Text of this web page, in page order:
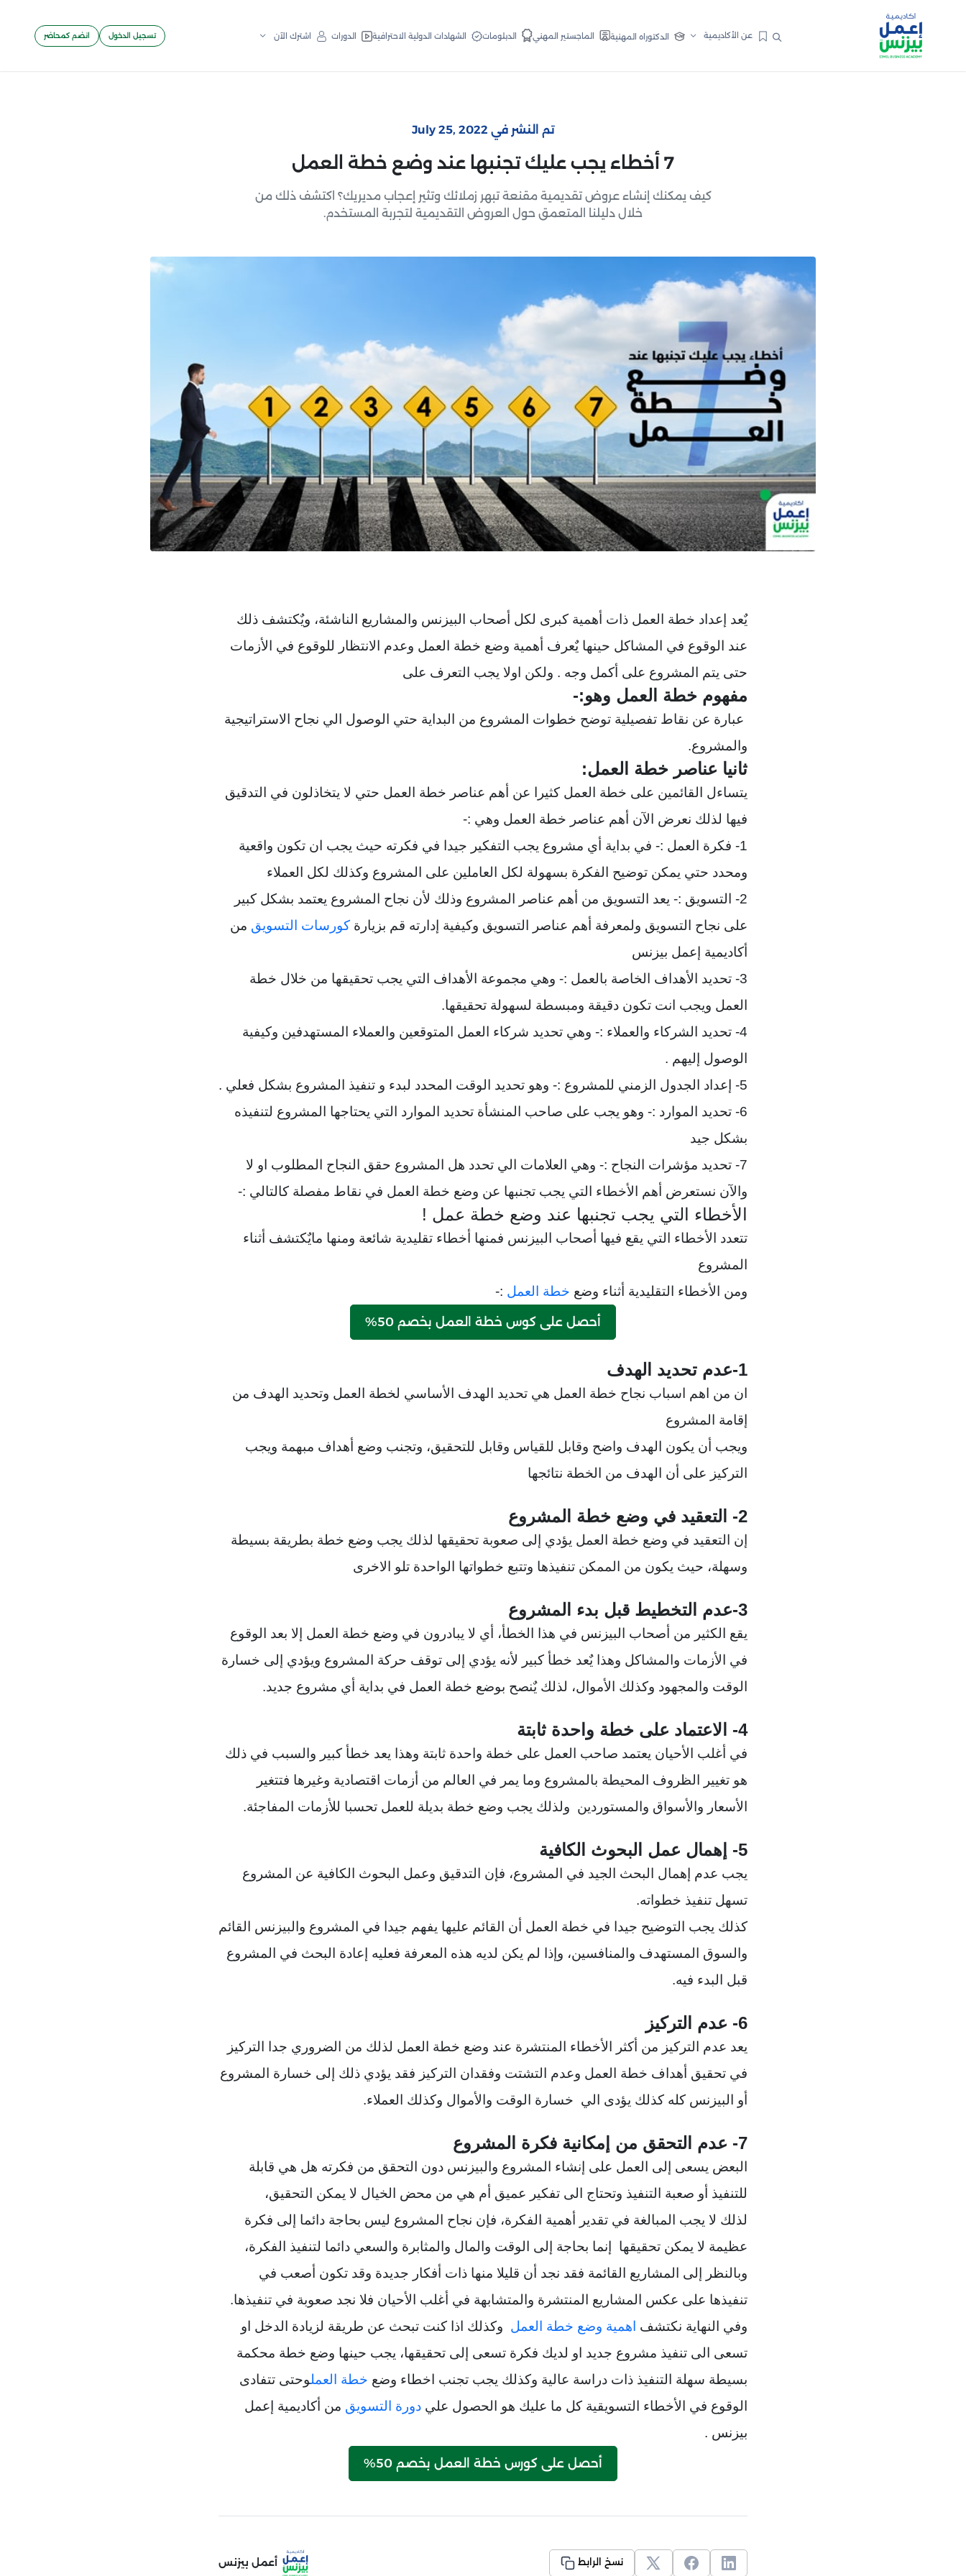
عن الأكاديمية الدكتوراه المهنية الماجستير المهني الدبلومات الشهادات الدولية الاحترافية الدورات اشترك الآن تسجيل الدخول انضم كمحاضر
تم النشر في July 25, 2022
7 أخطاء يجب عليك تجنبها عند وضع خطة العمل
كيف يمكنك إنشاء عروض تقديمية مقنعة تبهر زملائك وتثير إعجاب مديريك؟ اكتشف ذلك من
خلال دليلنا المتعمق حول العروض التقديمية لتجربة المستخدم.
يٌعد إعداد خطة العمل ذات أهمية كبرى لكل أصحاب البيزنس والمشاريع الناشئة، ويٌكتشف ذلك
عند الوقوع في المشاكل حينها يٌعرف أهمية وضع خطة العمل وعدم الانتظار للوقوع في الأزمات
حتى يتم المشروع على أكمل وجه . ولكن اولا يجب التعرف على
مفهوم خطة العمل وهو:-
عبارة عن نقاط تفصيلية توضح خطوات المشروع من البداية حتي الوصول الي نجاح الاستراتيجية
والمشروع.
ثانيا عناصر خطة العمل:
يتساءل القائمين على خطة العمل كثيرا عن أهم عناصر خطة العمل حتي لا يتخاذلون في التدقيق
فيها لذلك نعرض الآن أهم عناصر خطة العمل وهي :-
1- فكرة العمل :- في بداية أي مشروع يجب التفكير جيدا في فكرته حيث يجب ان تكون واقعية
ومحدد حتي يمكن توضيح الفكرة بسهولة لكل العاملين على المشروع وكذلك لكل العملاء
2- التسويق :- يعد التسويق من أهم عناصر المشروع وذلك لأن نجاح المشروع يعتمد بشكل كبير
على نجاح التسويق ولمعرفة أهم عناصر التسويق وكيفية إدارته قم بزيارة كورسات التسويق من
أكاديمية إعمل بيزنس
3- تحديد الأهداف الخاصة بالعمل :- وهي مجموعة الأهداف التي يجب تحقيقها من خلال خطة
العمل ويجب انت تكون دقيقة ومبسطة لسهولة تحقيقها.
4- تحديد الشركاء والعملاء :- وهي تحديد شركاء العمل المتوقعين والعملاء المستهدفين وكيفية
الوصول إليهم .
5- إعداد الجدول الزمني للمشروع :- وهو تحديد الوقت المحدد لبدء و تنفيذ المشروع بشكل فعلي .
6- تحديد الموارد :- وهو يجب على صاحب المنشأة تحديد الموارد التي يحتاجها المشروع لتنفيذه
بشكل جيد
7- تحديد مؤشرات النجاح :- وهي العلامات الي تحدد هل المشروع حقق النجاح المطلوب او لا
والآن نستعرض أهم الأخطاء التي يجب تجنبها عن وضع خطة العمل في نقاط مفصلة كالتالي :-
الأخطاء التي يجب تجنبها عند وضع خطة عمل !
تتعدد الأخطاء التي يقع فيها أصحاب البيزنس فمنها أخطاء تقليدية شائعة ومنها مايٌكتشف أثناء
المشروع
ومن الأخطاء التقليدية أثناء وضع خطة العمل :-
أحصل على كوس خطة العمل بخصم 50%
1-عدم تحديد الهدف
ان من اهم اسباب نجاح خطة العمل هي تحديد الهدف الأساسي لخطة العمل وتحديد الهدف من
إقامة المشروع
ويجب أن يكون الهدف واضح وقابل للقياس وقابل للتحقيق، وتجنب وضع أهداف مبهمة ويجب
التركيز على أن الهدف من الخطة نتائجها
2- التعقيد في وضع خطة المشروع
إن التعقيد في وضع خطة العمل يؤدي إلى صعوبة تحقيقها لذلك يجب وضع خطة بطريقة بسيطة
وسهلة، حيث يكون من الممكن تنفيذها وتتبع خطواتها الواحدة تلو الاخرى
3-عدم التخطيط قبل بدء المشروع
يقع الكثير من أصحاب البيزنس في هذا الخطأ، أي لا يبادرون في وضع خطة العمل إلا بعد الوقوع
في الأزمات والمشاكل وهذا يٌعد خطأ كبير لأنه يؤدي إلى توقف حركة المشروع ويؤدي إلى خسارة
الوقت والمجهود وكذلك الأموال، لذلك يٌنصح بوضع خطة العمل في بداية أي مشروع جديد.
4- الاعتماد على خطة واحدة ثابتة
في أغلب الأحيان يعتمد صاحب العمل على خطة واحدة ثابتة وهذا يعد خطأ كبير والسبب في ذلك
هو تغيير الظروف المحيطة بالمشروع وما يمر في العالم من أزمات اقتصادية وغيرها فتتغير
الأسعار والأسواق والمستوردين ولذلك يجب وضع خطة بديلة للعمل تحسبا للأزمات المفاجئة.
5- إهمال عمل البحوث الكافية
يجب عدم إهمال البحث الجيد في المشروع، فإن التدقيق وعمل البحوث الكافية عن المشروع
تسهل تنفيذ خطواته.
كذلك يجب التوضيح جيدا في خطة العمل أن القائم عليها يفهم جيدا في المشروع والبيزنس القائم
والسوق المستهدف والمنافسين، وإذا لم يكن لديه هذه المعرفة فعليه إعادة البحث في المشروع
قبل البدء فيه.
6- عدم التركيز
يعد عدم التركيز من أكثر الأخطاء المنتشرة عند وضع خطة العمل لذلك من الضروري جدا التركيز
في تحقيق أهداف خطة العمل وعدم التشتت وفقدان التركيز فقد يؤدي ذلك إلى خسارة المشروع
أو البيزنس كله كذلك يؤدى الي خسارة الوقت والأموال وكذلك العملاء.
7- عدم التحقق من إمكانية فكرة المشروع
البعض يسعى إلى العمل على إنشاء المشروع والبيزنس دون التحقق من فكرته هل هي قابلة
للتنفيذ أو صعبة التنفيذ وتحتاج الى تفكير عميق أم هي من محض الخيال لا يمكن التحقيق،
لذلك لا يجب المبالغة في تقدير أهمية الفكرة، فإن نجاح المشروع ليس بحاجة دائما إلى فكرة
عظيمة لا يمكن تحقيقها إنما بحاجة إلى الوقت والمال والمثابرة والسعي دائما لتنفيذ الفكرة،
وبالنظر إلى المشاريع القائمة فقد نجد أن قليلا منها ذات أفكار جديدة وقد تكون أصعب في
تنفيذها على عكس المشاريع المنتشرة والمتشابهة في أغلب الأحيان فلا نجد صعوبة في تنفيذها.
وفي النهاية نكتشف اهمية وضع خطة العمل وكذلك اذا كنت تبحث عن طريقة لزيادة الدخل او
تسعى الى تنفيذ مشروع جديد او لديك فكرة تسعى إلى تحقيقها، يجب حينها وضع خطة محكمة
بسيطة سهلة التنفيذ ذات دراسة عالية وكذلك يجب تجنب اخطاء وضع خطة العملوحتى تتفادى
الوقوع في الأخطاء التسويقية كل ما عليك هو الحصول علي دورة التسويق من أكاديمية إعمل
بيزنس .
أحصل على كورس خطة العمل بخصم 50%
نسخ الرابط أعمل بيزنس